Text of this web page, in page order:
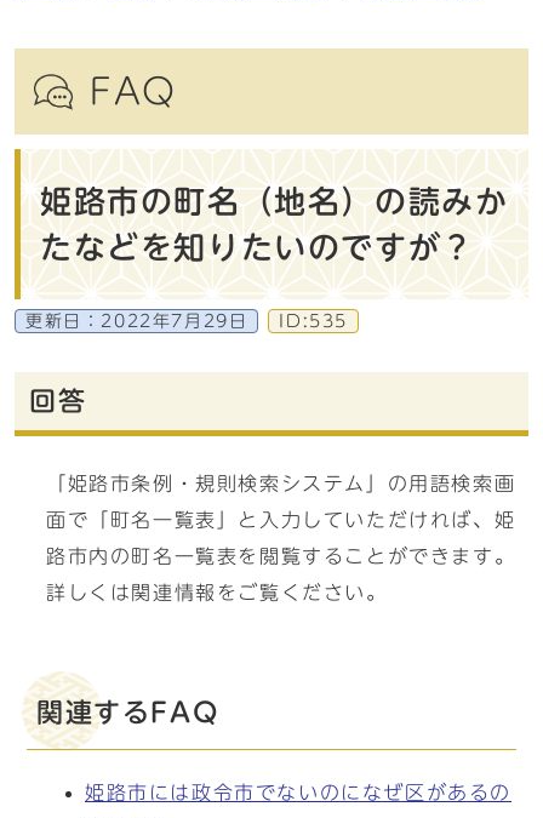
FAQ
姫路市の町名（地名）の読みか
たなどを知りたいのですが？
更新日： 2022年7月29日 ID:535
回答
「姫路市条例・規則検索システム」の用語検索画
面で「町名一覧表」と入力していただければ、姫
路市内の町名一覧表を閲覧することができます。
詳しくは関連情報をご覧ください。
関連するFAQ
姫路市には政令市でないのになぜ区があるの